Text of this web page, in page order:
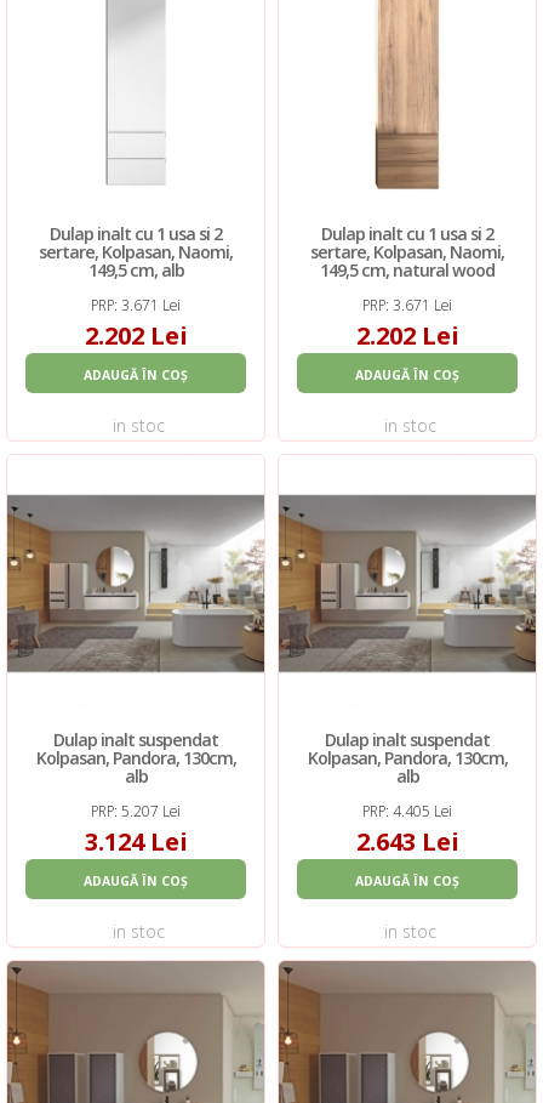
Dulap inalt cu 1 usa si 2
sertare, Kolpasan, Naomi,
149,5 cm, alb
PRP: 3.671 Lei
2.202 Lei
ADAUGĂ ÎN COȘ
in stoc
Dulap inalt cu 1 usa si 2
sertare, Kolpasan, Naomi,
149,5 cm, natural wood
PRP: 3.671 Lei
2.202 Lei
ADAUGĂ ÎN COȘ
in stoc
Dulap inalt suspendat
Kolpasan, Pandora, 130cm,
alb
PRP: 5.207 Lei
3.124 Lei
ADAUGĂ ÎN COȘ
in stoc
Dulap inalt suspendat
Kolpasan, Pandora, 130cm,
alb
PRP: 4.405 Lei
2.643 Lei
ADAUGĂ ÎN COȘ
in stoc